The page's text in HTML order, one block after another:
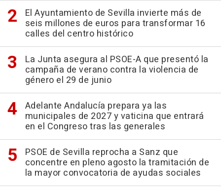
El Ayuntamiento de Sevilla invierte más de
seis millones de euros para transformar 16
calles del centro histórico
La Junta asegura al PSOE-A que presentó la
campaña de verano contra la violencia de
género el 29 de junio
Adelante Andalucía prepara ya las
municipales de 2027 y vaticina que entrará
en el Congreso tras las generales
PSOE de Sevilla reprocha a Sanz que
concentre en pleno agosto la tramitación de
la mayor convocatoria de ayudas sociales